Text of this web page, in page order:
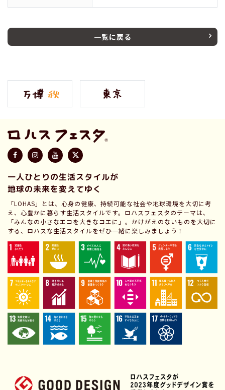
一覧に戻る
一人ひとりの生活スタイルが
地球の未来を変えてゆく
「LOHAS」とは、心身の健康、持続可能な社会や地球環境を大切に考
え、心豊かに暮らす生活スタイルです。ロハスフェスタのテーマは、
「みんなの小さなエコを大きなコエに」。かけがえのないものを大切に
する、ロハスな生活スタイルをぜひ一緒に楽しみましょう！